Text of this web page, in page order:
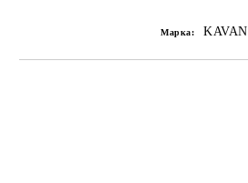
Марка: KAVAN